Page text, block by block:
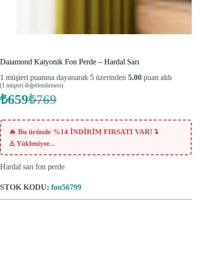
Daiamond Katyonik Fon Perde – Hardal Sarı
1 müşteri puanına dayanarak 5 üzerinden 5.00 puan aldı
(1 müşteri değerlendirmesi)
₺769
Orijinal
₺769.
₺659Şu
fiyat:
₺659.
🔥 Bu üründe %14 İNDİRİM FIRSATI VAR! ↴
⚠️ Yükleniyor...
Hardal sarı fon perde
STOK KODU: fon56799